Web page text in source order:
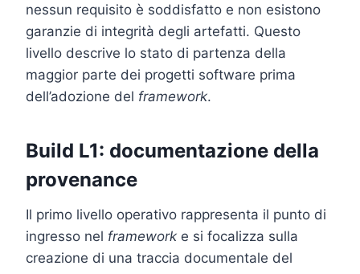
nessun requisito è soddisfatto e non esistono
garanzie di integrità degli artefatti. Questo
livello descrive lo stato di partenza della
maggior parte dei progetti software prima
dell’adozione del framework.
Build L1: documentazione della
provenance
Il primo livello operativo rappresenta il punto di
ingresso nel framework e si focalizza sulla
creazione di una traccia documentale del